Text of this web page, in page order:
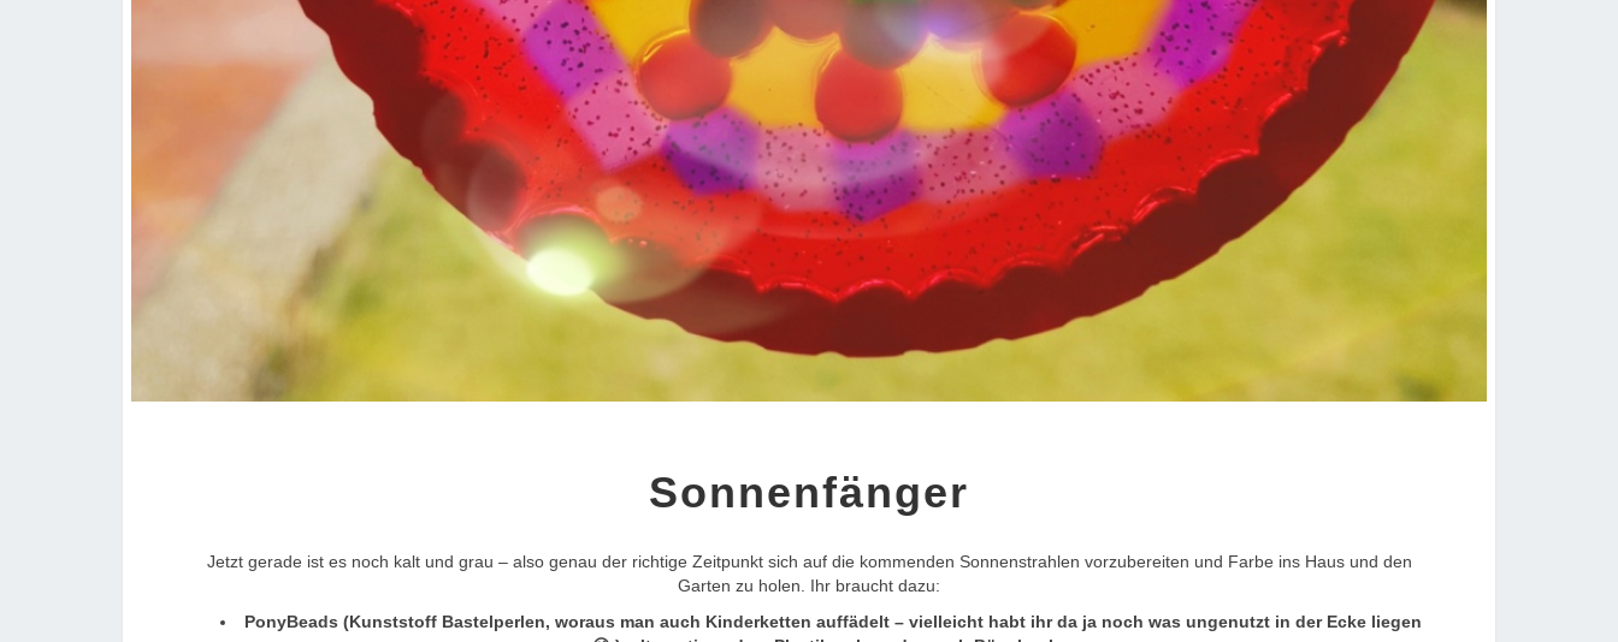
Sonnenfänger
Jetzt gerade ist es noch kalt und grau – also genau der richtige Zeitpunkt sich auf die kommenden Sonnenstrahlen vorzubereiten und Farbe ins Haus und den
Garten zu holen. Ihr braucht dazu:
PonyBeads (Kunststoff Bastelperlen, woraus man auch Kinderketten auffädelt – vielleicht habt ihr da ja noch was ungenutzt in der Ecke liegen